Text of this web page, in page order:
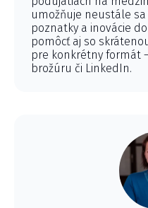
umožňuje neustále
poznatky a inovácie do praxe. Ak
pomôcť aj so
pre konkrétny formát
brožúru či LinkedIn.